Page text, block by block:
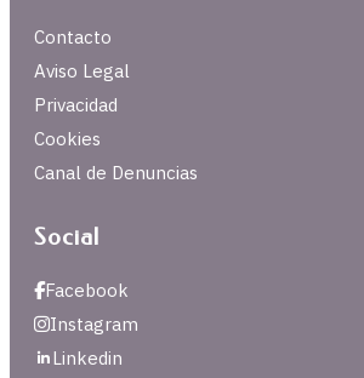
Contacto
Aviso Legal
Privacidad
Cookies
Canal de Denuncias
Social
Facebook
Instagram
Linkedin